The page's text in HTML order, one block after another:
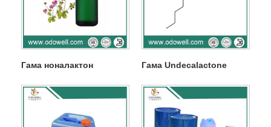
Гама ноналактон Гама Undecalactone